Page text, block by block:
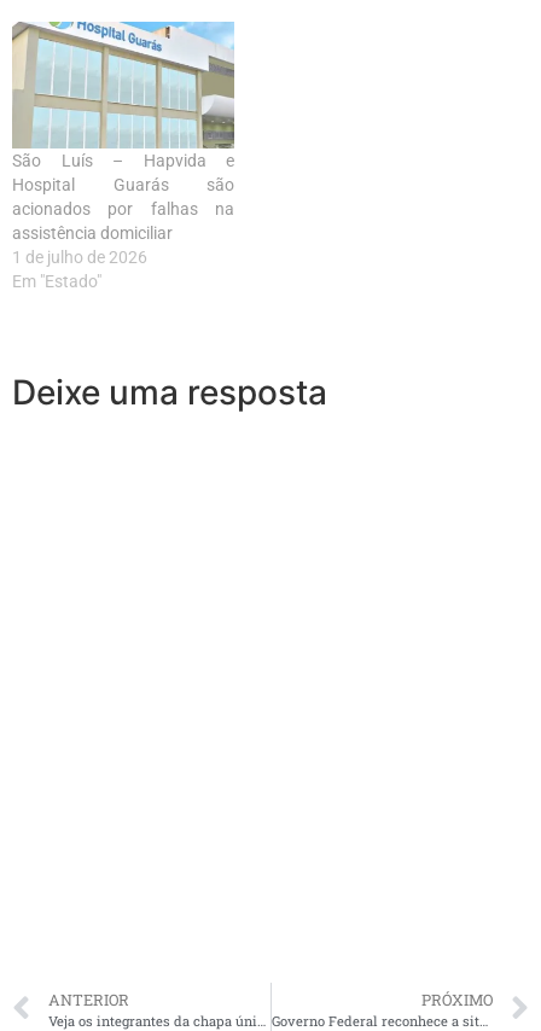
São Luís – Hapvida e
Hospital Guarás são
acionados por falhas na
assistência domiciliar
1 de julho de 2026
Em "Estado"
Deixe uma resposta
ANTERIOR PRÓXIMO
Governo Federal reconhece a situação de emergência em duas cidades maranhenses afetadas pela estiagem